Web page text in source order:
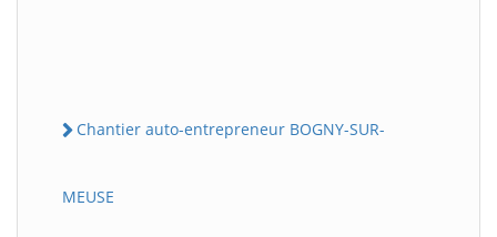
Chantier auto-entrepreneur BOGNY-SUR-
MEUSE